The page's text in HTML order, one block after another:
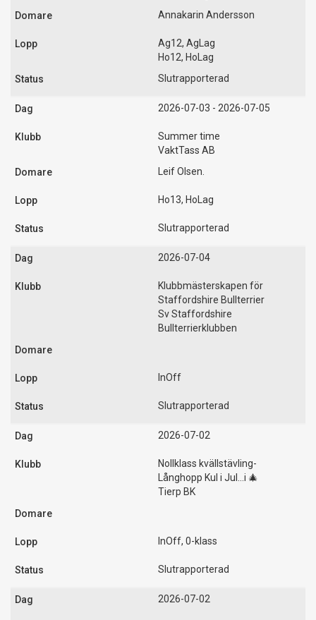
Annakarin Andersson
Ag12, AgLag
Ho12, HoLag
Slutrapporterad
2026-07-03 - 2026-07-05
Summer time
VaktTass AB
Leif Olsen.
Ho13, HoLag
Slutrapporterad
2026-07-04
Klubbmästerskapen för
Staffordshire Bullterrier
Sv Staffordshire
Bullterrierklubben
InOff
Slutrapporterad
2026-07-02
Nollklass kvällstävling-
Långhopp Kul i Jul...i 🎄
Tierp BK
InOff, 0-klass
Slutrapporterad
2026-07-02